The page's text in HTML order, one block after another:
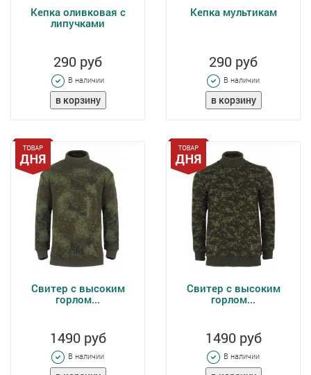
Кепка оливковая с
липучками
290 руб
В наличии
Кепка мультикам
290 руб
В наличии
Свитер с высоким
горлом...
1490 руб
В наличии
Свитер с высоким
горлом...
1490 руб
В наличии